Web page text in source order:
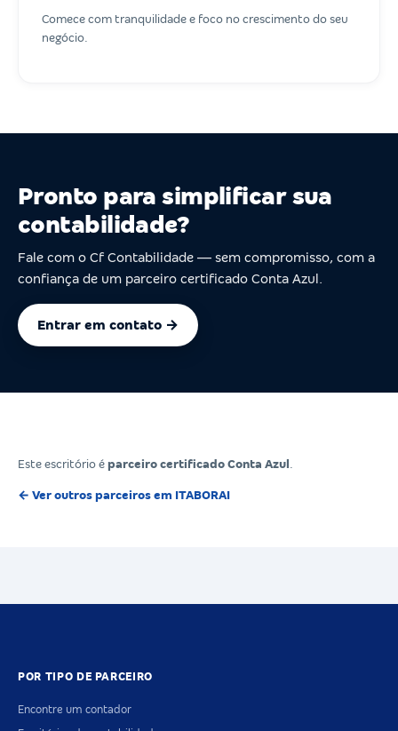
Comece com tranquilidade e foco no crescimento do seu
negócio.
Pronto para simplificar sua
contabilidade?
Fale com o Cf Contabilidade — sem compromisso, com a
confiança de um parceiro certificado Conta Azul.
Entrar em contato →
Este escritório é parceiro certificado Conta Azul
← Ver outros parceiros em ITABORAI
POR TIPO DE PARCEIRO
Encontre um contador